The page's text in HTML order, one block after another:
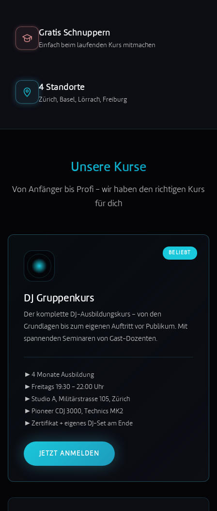
Gratis Schnuppern
Einfach beim laufenden Kurs mitmachen
4 Standorte
Zürich, Basel, Lörrach, Freiburg
Unsere Kurse
Von Anfänger bis Profi – wir haben den richtigen Kurs
für dich
BELIEBT
DJ Gruppenkurs
Der komplette DJ-Ausbildungskurs – von den
Grundlagen bis zum eigenen Auftritt vor Publikum. Mit
spannenden Seminaren von Gast-Dozenten.
► 4 Monate Ausbildung
► Freitags 19:30 – 22:00 Uhr
► Studio A, Militärstrasse 105, Zürich
► Pioneer CDJ 3000, Technics MK2
► Zertifikat + eigenes DJ-Set am Ende
JETZT ANMELDEN